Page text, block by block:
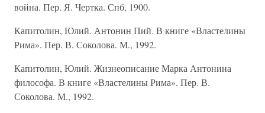
война. Пер. Я. Чертка. Спб, 1900.
Капитолин, Юлий. Антонин Пий. В книге «Властелины
Рима». Пер. В. Соколова. М., 1992.
Капитолин, Юлий. Жизнеописание Марка Антонина
философа. В книге «Властелины Рима». Пер. В.
Соколова. М., 1992.